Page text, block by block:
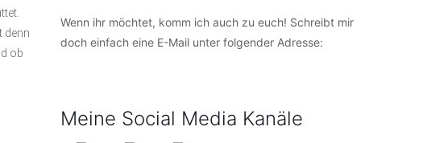
denn
ob
Wenn ihr möchtet, komm ich auch zu euch! Schreibt mir
doch einfach eine E-Mail unter folgender Adresse:
Meine Social Media Kanäle